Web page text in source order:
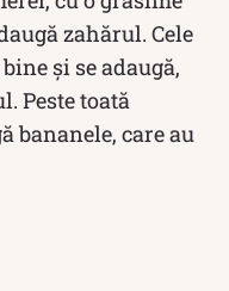
zahărul. Cele
și se adaugă,
Peste toată
bananele, care au